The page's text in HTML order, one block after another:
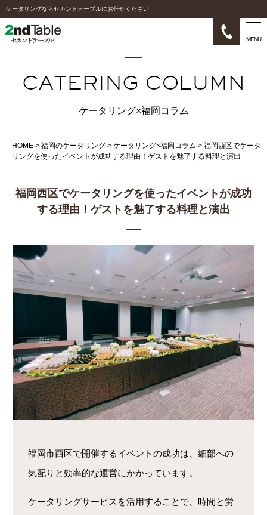
ケータリングならセカンドテーブルにお任せください
MENU
ケータリング×福岡コラム
HOME > 福岡のケータリング > ケータリング×福岡コラム > 福岡西区でケータ
リングを使ったイベントが成功する理由！ゲストを魅了する料理と演出
福岡西区でケータリングを使ったイベントが成功
する理由！ゲストを魅了する料理と演出
福岡市西区で開催するイベントの成功は、細部への
気配りと効率的な運営にかかっています。
ケータリングサービスを活用することで、時間と労